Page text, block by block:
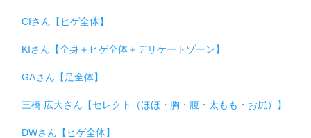
CIさん【ヒゲ全体】
KIさん【全身＋ヒゲ全体＋デリケートゾーン】
GAさん【足全体】
三橋 広大さん【セレクト（ほほ・胸・腹・太もも・お尻）】
DWさん【ヒゲ全体】